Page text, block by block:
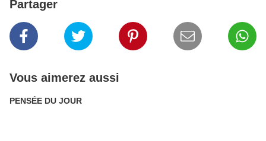
Partager
Vous aimerez aussi
PENSÉE DU JOUR